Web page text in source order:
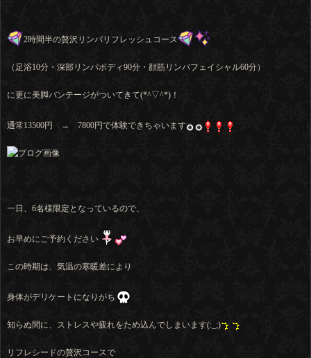
2時間半の贅沢リンパリフレッシュコース
（足浴10分・深部リンパボディ90分・顔筋リンパフェイシャル60分）
に更に美脚バンテージがついてきて(*^▽^*)！
通常13500円 → 7800円で体験できちゃいます
一日、6名様限定となっているので、
お早めにご予約ください
この時期は、気温の寒暖差により
身体がデリケートになりがち
知らぬ間に、ストレスや疲れをため込んでしまいます(:_;)
リフレシードの贅沢コースで